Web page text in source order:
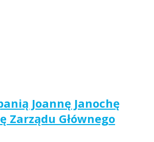
Joannę Janochę
Zarządu Głównego